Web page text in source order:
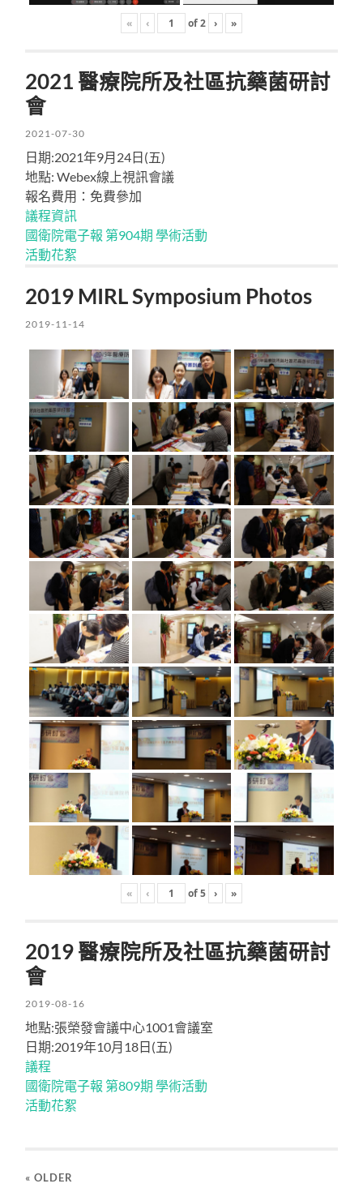
« ‹ of2 › »
2021 醫療院所及社區抗藥菌研討
會
2021-07-30
日期:2021年9月24日(五)
地點: Webex線上視訊會議
報名費用：免費參加
議程資訊
國衛院電子報 第904期 學術活動
活動花絮
2019 MIRL Symposium Photos
2019-11-14
« ‹ of5 › »
2019 醫療院所及社區抗藥菌研討
會
2019-08-16
地點:張榮發會議中心1001會議室
日期:2019年10月18日(五)
議程
國衛院電子報 第809期 學術活動
活動花絮
« OLDER